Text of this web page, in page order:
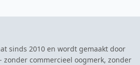
sinds 2010 en wordt gemaakt door
commercieel oogmerk, zonder